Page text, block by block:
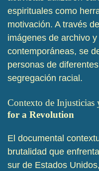
espirituales como
motivación. A través
imágenes de archivo
contemporáneas, se
personas de
segregación racial.
Contexto de Injusticias
for a Revolution
El documental
brutalidad que
sur de Estados